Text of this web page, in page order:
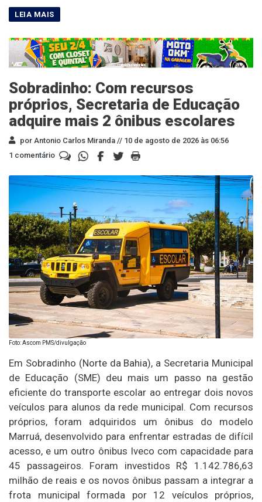
Sobradinho: Com recursos
próprios, Secretaria de Educação
adquire mais 2 ônibus escolares
por Antonio Carlos Miranda // 10 de agosto de 2026 às 06:56
1 comentário
Foto: Ascom PMS/divulgação
Em Sobradinho (Norte da Bahia), a Secretaria Municipal
de Educação (SME) deu mais um passo na gestão
eficiente do transporte escolar ao entregar dois novos
veículos para alunos da rede municipal. Com recursos
próprios, foram adquiridos um ônibus do modelo
Marruá, desenvolvido para enfrentar estradas de difícil
acesso, e um outro ônibus Iveco com capacidade para
45 passageiros. Foram investidos R$ 1.142.786,63
milhão de reais e os novos ônibus passam a integrar a
frota municipal formada por 12 veículos próprios,